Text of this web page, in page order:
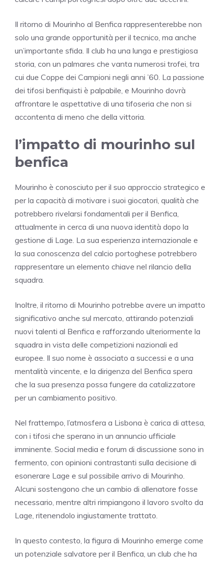
Il ritorno di Mourinho al Benfica rappresenterebbe non
solo una grande opportunità per il tecnico, ma anche
un’importante sfida. Il club ha una lunga e prestigiosa
storia, con un palmares che vanta numerosi trofei, tra
cui due Coppe dei Campioni negli anni ’60. La passione
dei tifosi benfiquisti è palpabile, e Mourinho dovrà
affrontare le aspettative di una tifoseria che non si
accontenta di meno che della vittoria.
l’impatto di mourinho sul
benfica
Mourinho è conosciuto per il suo approccio strategico e
per la capacità di motivare i suoi giocatori, qualità che
potrebbero rivelarsi fondamentali per il Benfica,
attualmente in cerca di una nuova identità dopo la
gestione di Lage. La sua esperienza internazionale e
la sua conoscenza del calcio portoghese potrebbero
rappresentare un elemento chiave nel rilancio della
squadra.
Inoltre, il ritorno di Mourinho potrebbe avere un impatto
significativo anche sul mercato, attirando potenziali
nuovi talenti al Benfica e rafforzando ulteriormente la
squadra in vista delle competizioni nazionali ed
europee. Il suo nome è associato a successi e a una
mentalità vincente, e la dirigenza del Benfica spera
che la sua presenza possa fungere da catalizzatore
per un cambiamento positivo.
Nel frattempo, l’atmosfera a Lisbona è carica di attesa,
con i tifosi che sperano in un annuncio ufficiale
imminente. Social media e forum di discussione sono in
fermento, con opinioni contrastanti sulla decisione di
esonerare Lage e sul possibile arrivo di Mourinho.
Alcuni sostengono che un cambio di allenatore fosse
necessario, mentre altri rimpiangono il lavoro svolto da
Lage, ritenendolo ingiustamente trattato.
In questo contesto, la figura di Mourinho emerge come
un potenziale salvatore per il Benfica, un club che ha